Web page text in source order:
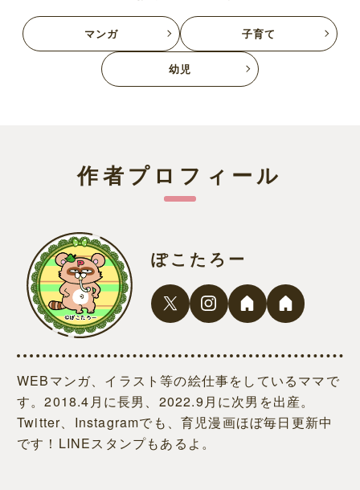
マンガ 子育て
幼児
作者プロフィール
ぽこたろー
WEBマンガ、イラスト等の絵仕事をしているママで
す。2018.4月に長男、2022.9月に次男を出産。
Twitter、Instagramでも、育児漫画ほぼ毎日更新中
です！LINEスタンプもあるよ。